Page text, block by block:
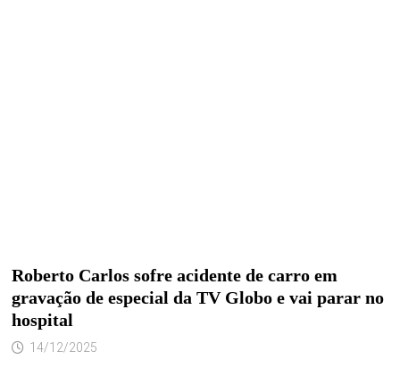
Roberto Carlos sofre acidente de carro em
gravação de especial da TV Globo e vai parar no
hospital
14/12/2025